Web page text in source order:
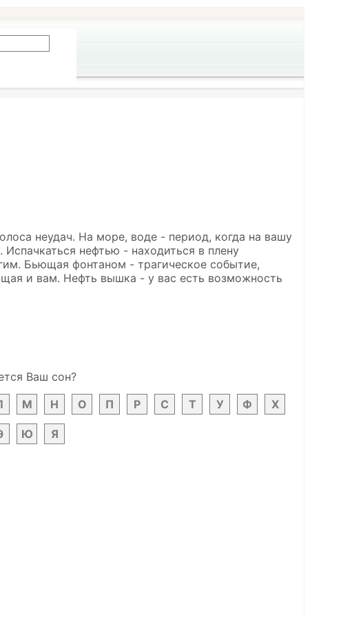
неудач. На море, воде - период, когда на вашу
нефтью - находиться в плену
Бьющая фонтаном - трагическое событие,
и вам. Нефть вышка - у вас есть возможность
Ваш сон?
М Н О П Р С Т У Ф Х
Ю Я